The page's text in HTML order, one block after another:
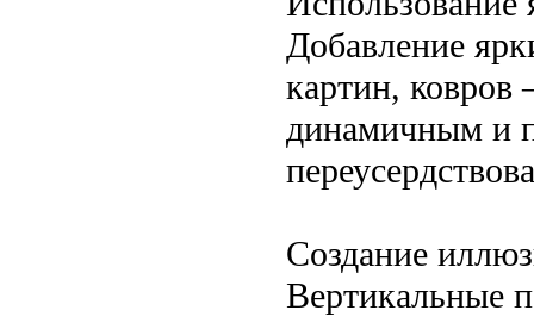
Добавление
картин, ковров
динамичным и
Создание
Вертикальные